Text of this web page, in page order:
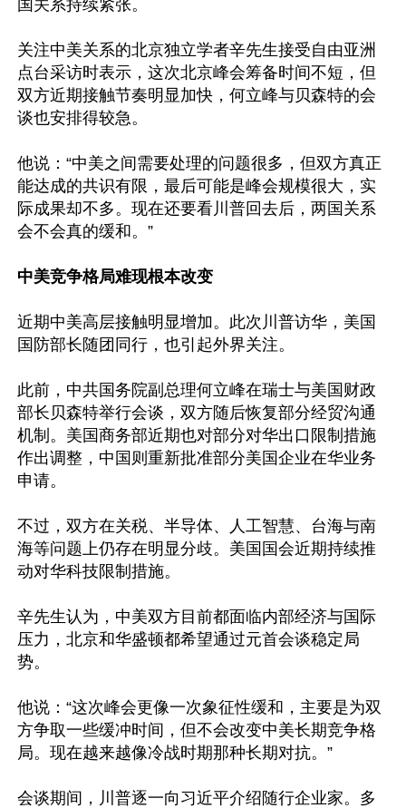
国关系持续紧张。
关注中美关系的北京独立学者辛先生接受自由亚洲
点台采访时表示，这次北京峰会筹备时间不短，但
双方近期接触节奏明显加快，何立峰与贝森特的会
谈也安排得较急。
他说：“中美之间需要处理的问题很多，但双方真正
能达成的共识有限，最后可能是峰会规模很大，实
际成果却不多。现在还要看川普回去后，两国关系
会不会真的缓和。”
中美竞争格局难现根本改变
近期中美高层接触明显增加。此次川普访华，美国
国防部长随团同行，也引起外界关注。
此前，中共国务院副总理何立峰在瑞士与美国财政
部长贝森特举行会谈，双方随后恢复部分经贸沟通
机制。美国商务部近期也对部分对华出口限制措施
作出调整，中国则重新批准部分美国企业在华业务
申请。
不过，双方在关税、半导体、人工智慧、台海与南
海等问题上仍存在明显分歧。美国国会近期持续推
动对华科技限制措施。
辛先生认为，中美双方目前都面临内部经济与国际
压力，北京和华盛顿都希望通过元首会谈稳定局
势。
他说：“这次峰会更像一次象征性缓和，主要是为双
方争取一些缓冲时间，但不会改变中美长期竞争格
局。现在越来越像冷战时期那种长期对抗。”
会谈期间，川普逐一向习近平介绍随行企业家。多